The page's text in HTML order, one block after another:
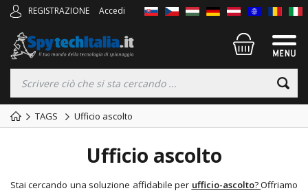
REGISTRAZIONE Accedi
TAGS Ufficio ascolto
Ufficio ascolto
Stai cercando una soluzione affidabile per ufficio-ascolto?Offriamo